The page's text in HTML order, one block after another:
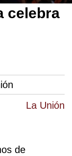
La Unión
celebra
de